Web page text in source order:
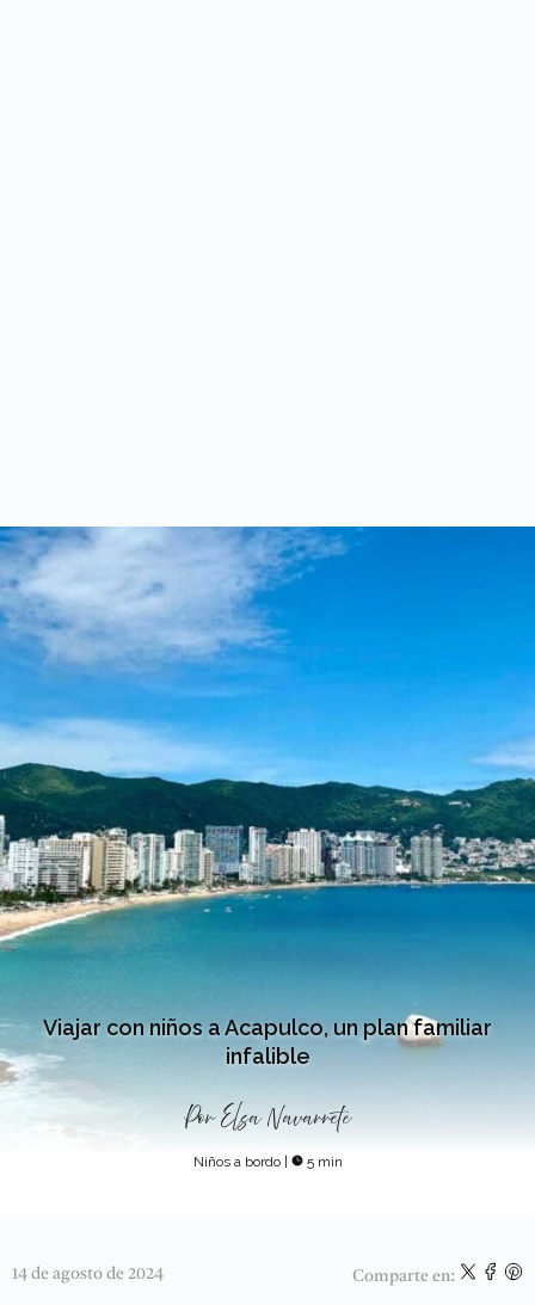
Viajar con niños a Acapulco, un plan familiar
infalible
Por Elsa Navarrete
Niños a bordo 5 min
14 de agosto de 2024 Comparte en: